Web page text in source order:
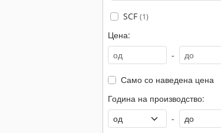
SCF (1)
Цена:
-
Само со наведена цена
Година на производство:
-